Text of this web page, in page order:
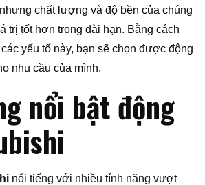
chất lượng và độ bền của chúng
trị tốt hơn trong dài hạn. Bằng cách
yếu tố này, bạn sẽ chọn được động
nhu cầu của mình.
nổi bật động
nổi tiếng với nhiều tính năng vượt